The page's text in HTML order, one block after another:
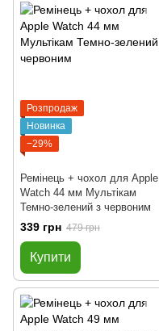
Розпродаж
Новинка
−29%
Ремінець + чохол для Apple
Watch 44 мм Мультікам
Темно-зелений з червоним
339 грн 479 грн
Купити